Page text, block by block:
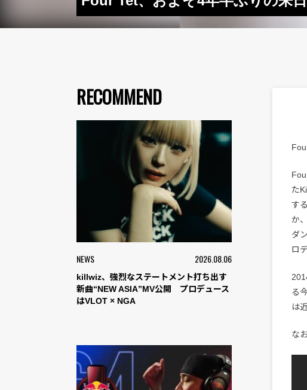
RECOMMEND
NEWS 2026.08.06
killwiz、強烈なステートメント打ち出す
新曲“NEW ASIA”MV公開 プロデュース
はVLOT × NGA
た
す
か
ダ
ロ
る
は
な